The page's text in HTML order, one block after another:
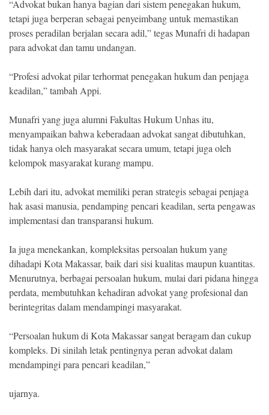
“Advokat bukan hanya bagian dari sistem penegakan hukum,
tetapi juga berperan sebagai penyeimbang untuk memastikan
proses peradilan berjalan secara adil,” tegas Munafri di hadapan
para advokat dan tamu undangan.
“Profesi advokat pilar terhormat penegakan hukum dan penjaga
keadilan,” tambah Appi.
Munafri yang juga alumni Fakultas Hukum Unhas itu,
menyampaikan bahwa keberadaan advokat sangat dibutuhkan,
tidak hanya oleh masyarakat secara umum, tetapi juga oleh
kelompok masyarakat kurang mampu.
Lebih dari itu, advokat memiliki peran strategis sebagai penjaga
hak asasi manusia, pendamping pencari keadilan, serta pengawas
implementasi dan transparansi hukum.
Ia juga menekankan, kompleksitas persoalan hukum yang
dihadapi Kota Makassar, baik dari sisi kualitas maupun kuantitas.
Menurutnya, berbagai persoalan hukum, mulai dari pidana hingga
perdata, membutuhkan kehadiran advokat yang profesional dan
berintegritas dalam mendampingi masyarakat.
“Persoalan hukum di Kota Makassar sangat beragam dan cukup
kompleks. Di sinilah letak pentingnya peran advokat dalam
mendampingi para pencari keadilan,”
ujarnya.